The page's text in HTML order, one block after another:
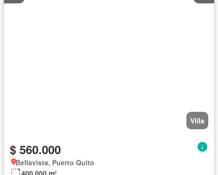
Villa
$ 560.000
Bellavista, Puerto Quito
400.000 m²